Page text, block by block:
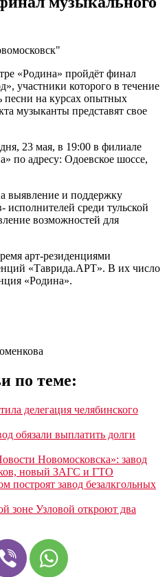
«Родина» пройдёт финал
участники которого в течение
песни на курсах опытных
музыканты представят свое
23 мая, в 19:00 в филиале
по адресу: Одоевское шоссе,
выявление и поддержку
исполнителей среди тульской
возможностей для
арт-резиденциями
«Таврида.АРТ». В их число
«Родина».
по теме:
делегация челябинского
обязали выплатить долги
Новомосковска»: завод
новый ЗАГС и ГТО
построят завод безалкгольных
зоне Узловой откроют два